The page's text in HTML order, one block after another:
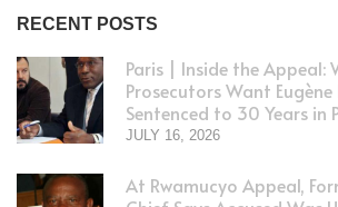
RECENT POSTS
Paris | Inside the Appeal:
Prosecutors Want Eugène
Sentenced to 30 Years in
JULY 16, 2026
At Rwamucyo Appeal,